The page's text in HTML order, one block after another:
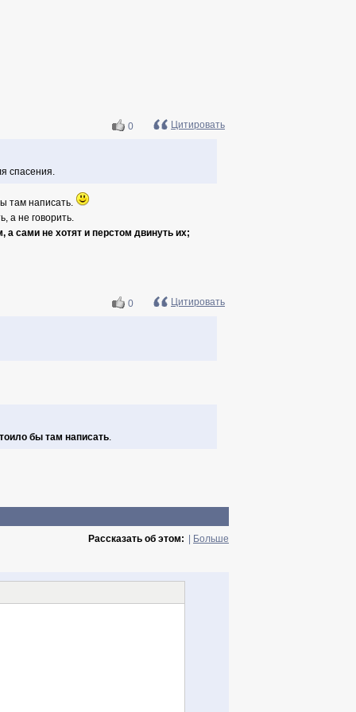
0 Цитировать
спасения.
там написать.
а не говорить.
сами не хотят и перстом двинуть их;
0 Цитировать
бы там написать.
Больше
Рассказать об этом: